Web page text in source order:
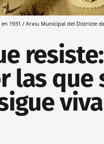
1931 / Arxiu Municipal del Districte
las que